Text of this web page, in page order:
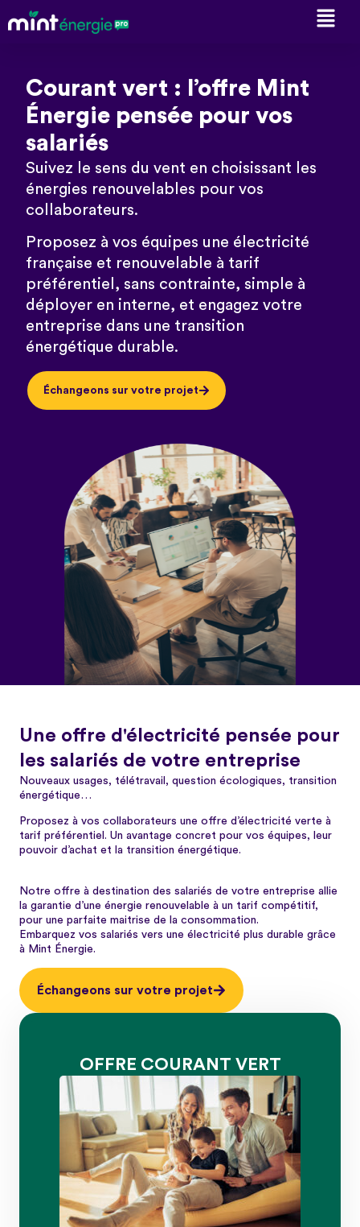
Courant vert : l’offre Mint
Énergie pensée pour vos
salariés
Suivez le sens du vent en choisissant les
énergies renouvelables pour vos
collaborateurs.
Proposez à vos équipes une électricité
française et renouvelable à tarif
préférentiel, sans contrainte, simple à
déployer en interne, et engagez votre
entreprise dans une transition
énergétique durable.
Échangeons sur votre projet
OFFRE COURANT VERT
Une offre d'électricité pensée pour
les salariés de votre entreprise
Nouveaux usages, télétravail, question écologiques, transition
énergétique…
Proposez à vos collaborateurs une offre d’électricité verte à
tarif préférentiel. Un avantage concret pour vos équipes, leur
pouvoir d’achat et la transition énergétique.
Notre offre à destination des salariés de votre entreprise allie
la garantie d’une énergie renouvelable à un tarif compétitif,
pour une parfaite maitrise de la consommation.
Embarquez vos salariés vers une électricité plus durable grâce
à Mint Énergie.
Échangeons sur votre projet